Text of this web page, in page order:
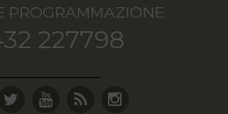
PROGRAMMAZIONE
227798